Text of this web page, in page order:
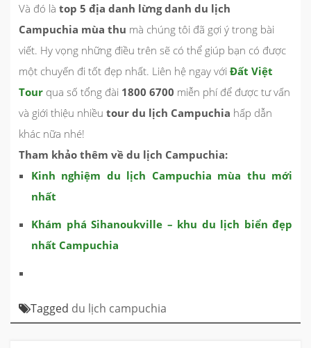
Và đó là top 5 địa danh lừng danh du lịch
Campuchia mùa thu mà chúng tôi đã gợi ý trong bài
viết. Hy vọng những điều trên sẽ có thể giúp bạn có được
một chuyến đi tốt đẹp nhất. Liên hệ ngay với Đất Việt
Tour qua số tổng đài 1800 6700 miễn phí để được tư vấn
và giới thiệu nhiều tour du lịch Campuchia hấp dẫn
khác nữa nhé!
Tham khảo thêm về du lịch Campuchia:
Kinh nghiệm du lịch Campuchia mùa thu mới
nhất
Khám phá Sihanoukville – khu du lịch biển đẹp
nhất Campuchia
Tagged du lịch campuchia